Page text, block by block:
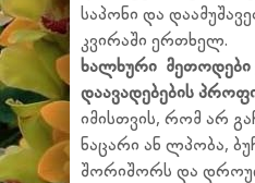
საპონი და
კვირაში ერთხელ.
ხალხური მეთოდები
დაავადებების
იმისთვის, რომ არ
ნაცარი ან ლპობა,
შორიშორს და